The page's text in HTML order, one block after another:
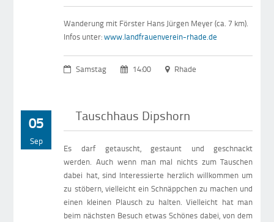
Wanderung mit Förster Hans Jürgen Meyer (ca. 7 km).
Infos unter:www.landfrauenverein-rhade.de
Samstag 14:00 Rhade
05
Sep
Tauschhaus Dipshorn
Es darf getauscht, gestaunt und geschnackt
werden. Auch wenn man mal nichts zum Tauschen
dabei hat, sind Interessierte herzlich willkommen um
zu stöbern, vielleicht ein Schnäppchen zu machen und
einen kleinen Plausch zu halten. Vielleicht hat man
beim nächsten Besuch etwas Schönes dabei, von dem